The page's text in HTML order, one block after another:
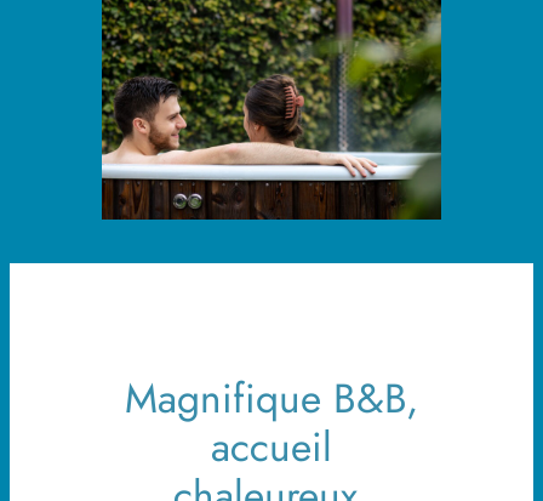
Magnifique B&B,
accueil